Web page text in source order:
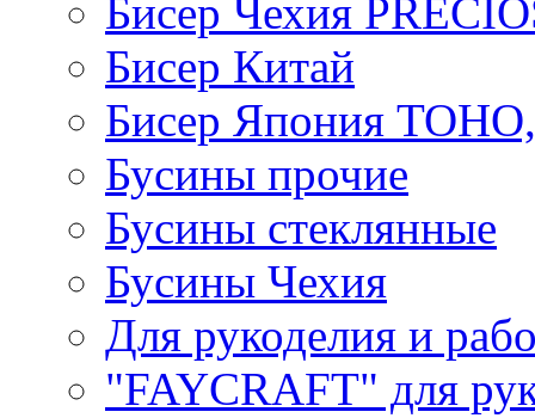
Бисер Чехия
Бисер Китай
Бисер Япония
Бусины прочие
Бусины стеклянные
Бусины Чехия
Для рукоделия и
"FAYCRAFT" для